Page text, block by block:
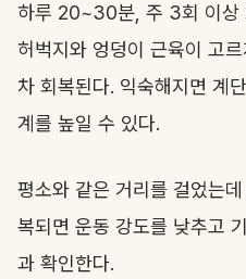
하루 20~30분, 주 3회 이상
허벅지와 엉덩이 근육이 고
차 회복된다. 익숙해지면 계
계를 높일 수 있다.
평소와 같은 거리를 걸었는
복되면 운동 강도를 낮추고
과 확인한다.